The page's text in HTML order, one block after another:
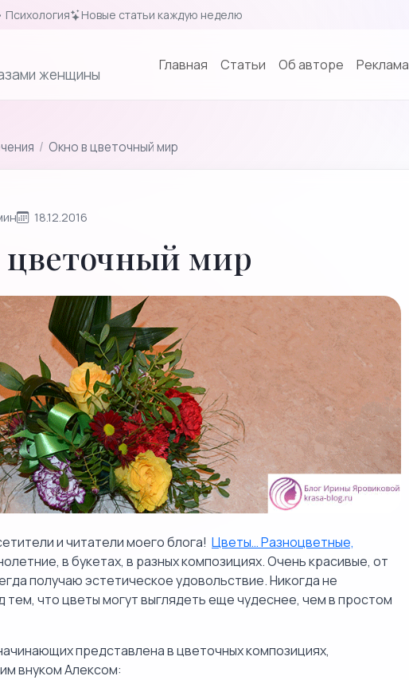
Психология Новые статьи каждую неделю
женщины Главная Cтатьи Об авторе Реклама
/ Окно в цветочный мир
18.12.2016
мир
и читатели моего блога! Цветы… Разноцветные,
в букетах, в разных композициях. Очень красивые, от
получаю эстетическое удовольствие. Никогда не
тем, что цветы могут выглядеть еще чудеснее, чем в простом
представлена в цветочных композициях,
внуком Алексом: